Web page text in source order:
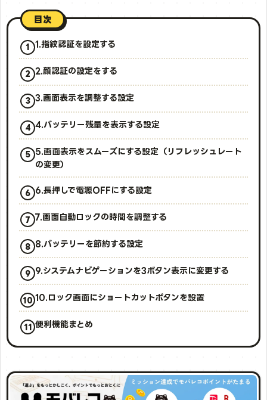
目次
1.指紋認証を設定する
2.顔認証の設定をする
3.画面表示を調整する設定
4.バッテリー残量を表示する設定
5.画面表示をスムーズにする設定（リフレッシュレート
の変更）
6.長押しで電源OFFにする設定
7.画面自動ロックの時間を調整する
8.バッテリーを節約する設定
9.システムナビゲーションを3ボタン表示に変更する
10.ロック画面にショートカットボタンを設置
便利機能まとめ